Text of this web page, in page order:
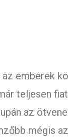
emberek
teljesen
az
mégis